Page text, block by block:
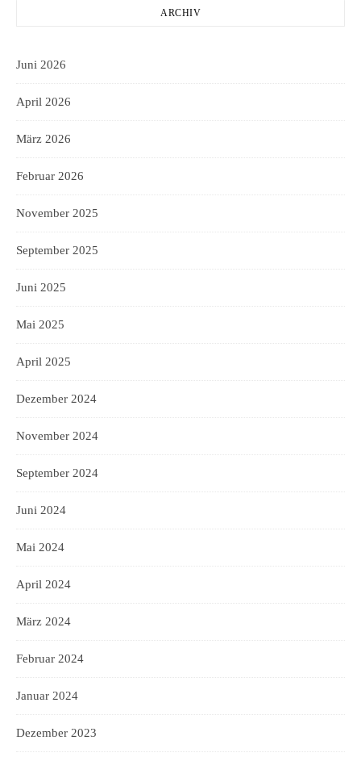
ARCHIV
Juni 2026
April 2026
März 2026
Februar 2026
November 2025
September 2025
Juni 2025
Mai 2025
April 2025
Dezember 2024
November 2024
September 2024
Juni 2024
Mai 2024
April 2024
März 2024
Februar 2024
Januar 2024
Dezember 2023